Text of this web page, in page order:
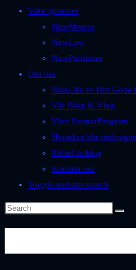
Våre tjenester
NiceMentor
NiceLaw
NicePublisher
Om oss
NiceLife vs Ditt Gode
Vår Blog & Vlog
Våre PartnerProgram
Hvordan blir
ReiseLiv.blog
Kontakt oss
Toggle website search